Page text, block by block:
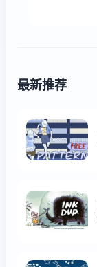
最新推荐